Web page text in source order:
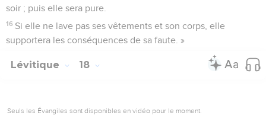
soir ; puis elle sera pure.
16 Si elle ne lave pas ses vêtements et son corps, elle
supportera les conséquences de sa faute. »
Lévitique 18
Seuls les Évangiles sont disponibles en vidéo pour le moment.